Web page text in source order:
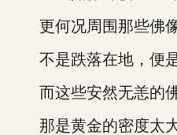
更何况周围那些佛像
不是跌落在地，便是
而这些安然无恙的佛
那是黄金的密度太大